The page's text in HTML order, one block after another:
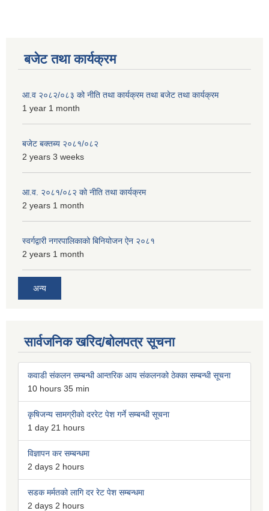
बजेट तथा कार्यक्रम
आ.व २०८२/०८३ को नीति तथा कार्यक्रम तथा बजेट तथा कार्यक्रम
1 year 1 month
बजेट बक्तब्य २०८१/०८२
2 years 3 weeks
आ.व. २०८१/०८२ को नीति तथा कार्यक्रम
2 years 1 month
स्वर्गद्वारी नगरपालिकाको बिनियोजन ऐन २०८१
2 years 1 month
अन्य
सार्वजनिक खरिद/बोलपत्र सूचना
कवाडी संकलन सम्बन्धी आन्तरिक आय संकलनको ठेक्का सम्बन्धी सूचना
10 hours 35 min
कृषिजन्य सामग्रीको दररेट पेश गर्ने सम्बन्धी सूचना
1 day 21 hours
विज्ञापन कर सम्बन्धमा
2 days 2 hours
सडक मर्मतको लागि दर रेट पेश सम्बन्धमा
2 days 2 hours